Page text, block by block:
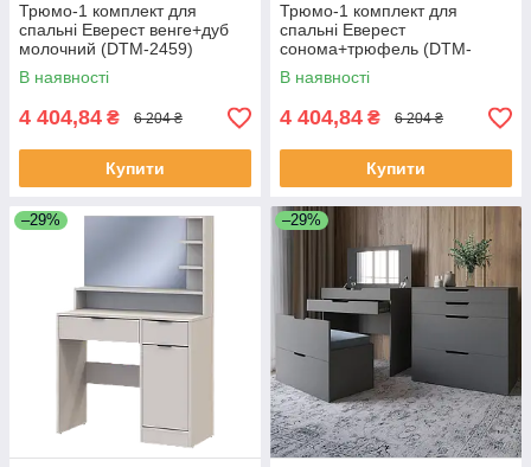
Трюмо-1 комплект для
спальні Еверест венге+дуб
молочний (DTM-2459)
В наявності
4 404,84 ₴ 6 204 ₴
Купити
Трюмо-1 комплект для
спальні Еверест
сонома+трюфель (DTM-
2460)
В наявності
4 404,84 ₴ 6 204 ₴
Купити
–29% –29%